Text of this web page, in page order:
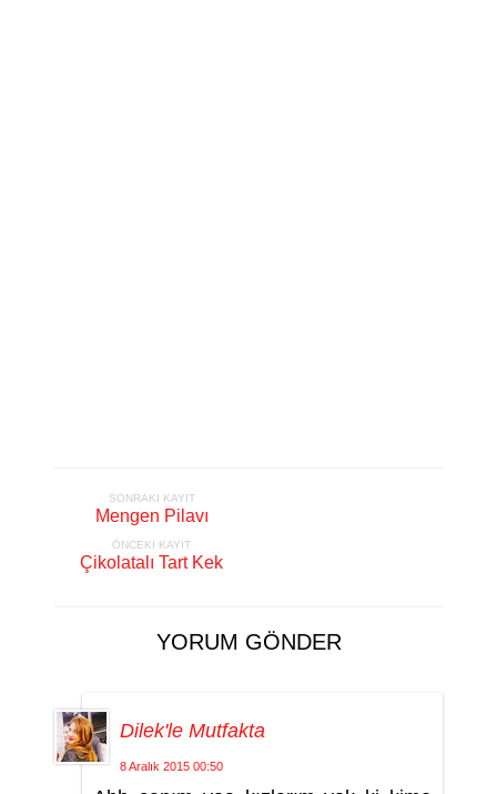
SONRAKI KAYIT
Mengen Pilavı
ÖNCEKI KAYIT
Çikolatalı Tart Kek
YORUM GÖNDER
Dilek'le Mutfakta
8 Aralık 2015 00:50